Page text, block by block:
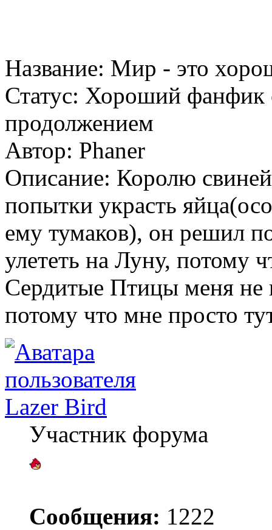
Название: Мир - это
Статус: Хороший
продолжением
Автор: Phaner
Описание: Королю
попытки украсть
ему тумаков), он решил
улететь на Луну, потому
Сердитые Птицы меня не
потому что мне просто
Lazer Bird
Участник форума
Сообщения: 1222